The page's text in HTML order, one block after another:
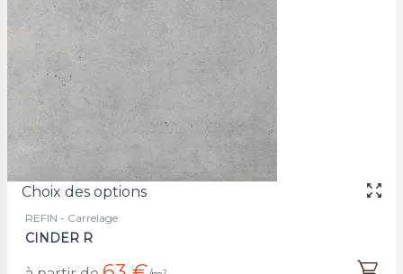
Choix des options
REFIN - Carrelage
CINDER R